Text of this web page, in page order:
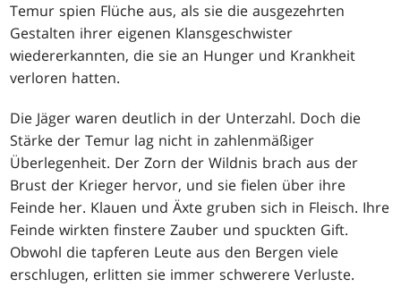
Temur spien Flüche aus, als sie die ausgezehrten
Gestalten ihrer eigenen Klansgeschwister
wiedererkannten, die sie an Hunger und Krankheit
verloren hatten.
Die Jäger waren deutlich in der Unterzahl. Doch die
Stärke der Temur lag nicht in zahlenmäßiger
Überlegenheit. Der Zorn der Wildnis brach aus der
Brust der Krieger hervor, und sie fielen über ihre
Feinde her. Klauen und Äxte gruben sich in Fleisch. Ihre
Feinde wirkten finstere Zauber und spuckten Gift.
Obwohl die tapferen Leute aus den Bergen viele
erschlugen, erlitten sie immer schwerere Verluste.